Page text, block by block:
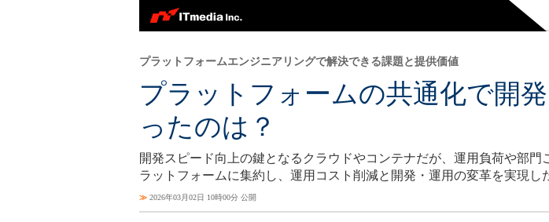
プラットフォームの共通化で開
ったのは？
プラットフォームエンジニアリングで解決できる課題と提供価値
開発スピード向上の鍵となるクラウドやコンテナだが、運用負荷や部
ラットフォームに集約し、運用コスト削減と開発・運用の変革を実現し
≫ 2026年03月02日 10時00分 公開